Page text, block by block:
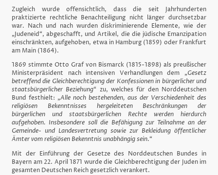
Zugleich wurde offensichtlich, dass die seit Jahrhunderten
praktizierte rechtliche Benachteiligung nicht länger durchsetzbar
war. Nach und nach wurden diskriminierende Elemente, wie der
„Judeneid“, abgeschafft, und Artikel, die die jüdische Emanzipation
einschränkten, aufgehoben, etwa in Hamburg (1859) oder Frankfurt
am Main (1864).
1869 stimmte Otto Graf von Bismarck (1815-1898) als preußischer
Ministerpräsident nach intensiven Verhandlungen dem „Gesetz
betreffend die Gleichberechtigung der Konfessionen in bürgerlicher und
staatsbürgerlicher Beziehung“ zu, welches für den Norddeutschen
Bund festhielt: „Alle noch bestehenden, aus der Verschiedenheit des
religiösen Bekenntnisses hergeleiteten Beschränkungen der
bürgerlichen und staatsbürgerlichen Rechte werden hierdurch
aufgehoben. Insbesondere soll die Befähigung zur Teilnahme an der
Gemeinde- und Landesvertretung sowie zur Bekleidung öffentlicher
Ämter vom religiösen Bekenntnis unabhängig sein.“
Mit der Einführung der Gesetze des Norddeutschen Bundes in
Bayern am 22. April 1871 wurde die Gleichberechtigung der Juden im
gesamten Deutschen Reich gesetzlich verankert.